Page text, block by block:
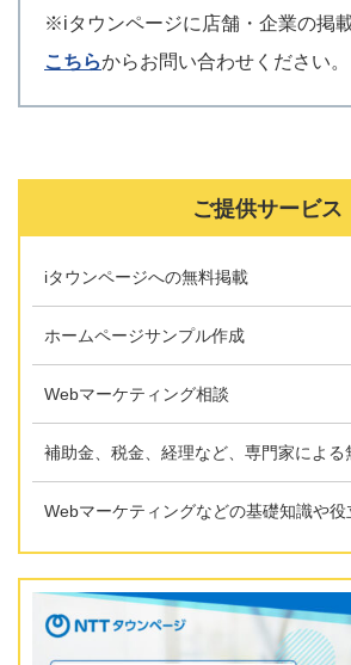
※iタウンページに店舗・企業の掲
こちらからお問い合わせください。
ご提供サービス
iタウンページへの無料掲載
ホームページサンプル作成
Webマーケティング相談
補助金、税金、経理など、専門家による
Webマーケティングなどの基礎知識や